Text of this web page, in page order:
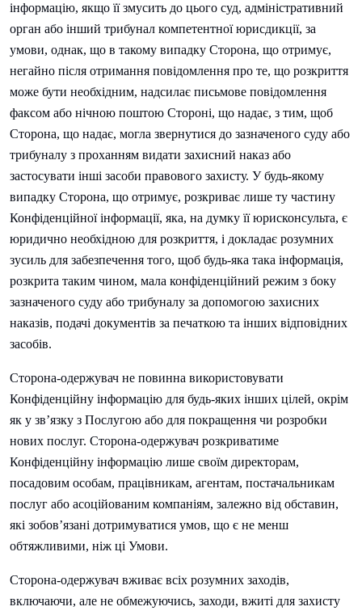
інформацію, якщо її змусить до цього суд, адміністративний
орган або інший трибунал компетентної юрисдикції, за
умови, однак, що в такому випадку Сторона, що отримує,
негайно після отримання повідомлення про те, що розкриття
може бути необхідним, надсилає письмове повідомлення
факсом або нічною поштою Стороні, що надає, з тим, щоб
Сторона, що надає, могла звернутися до зазначеного суду або
трибуналу з проханням видати захисний наказ або
застосувати інші засоби правового захисту. У будь-якому
випадку Сторона, що отримує, розкриває лише ту частину
Конфіденційної інформації, яка, на думку її юрисконсульта, є
юридично необхідною для розкриття, і докладає розумних
зусиль для забезпечення того, щоб будь-яка така інформація,
розкрита таким чином, мала конфіденційний режим з боку
зазначеного суду або трибуналу за допомогою захисних
наказів, подачі документів за печаткою та інших відповідних
засобів.
Сторона-одержувач не повинна використовувати
Конфіденційну інформацію для будь-яких інших цілей, окрім
як у зв’язку з Послугою або для покращення чи розробки
нових послуг. Сторона-одержувач розкриватиме
Конфіденційну інформацію лише своїм директорам,
посадовим особам, працівникам, агентам, постачальникам
послуг або асоційованим компаніям, залежно від обставин,
які зобов’язані дотримуватися умов, що є не менш
обтяжливими, ніж ці Умови.
Сторона-одержувач вживає всіх розумних заходів,
включаючи, але не обмежуючись, заходи, вжиті для захисту